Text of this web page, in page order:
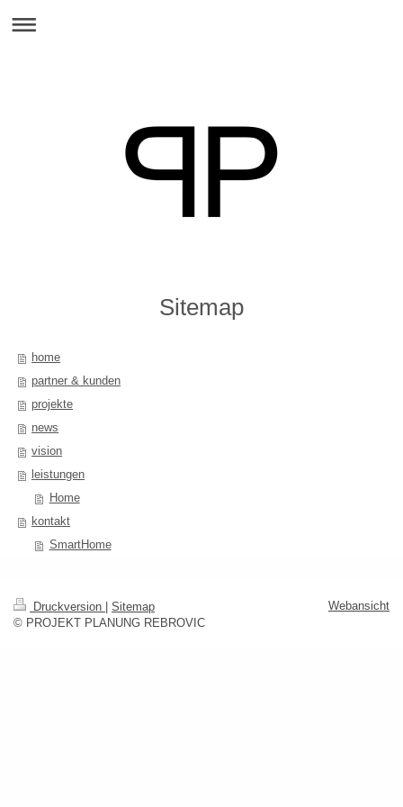
Sitemap
home
partner & kunden
projekte
news
vision
leistungen
Home
kontakt
SmartHome
Druckversion
Sitemap
© PROJEKT PLANUNG REBROVIC
Webansicht